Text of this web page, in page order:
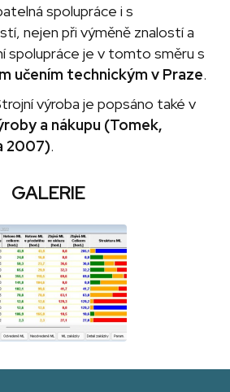
spolupráce i s
nejen při výměně znalostí a
spolupráce je v tomto směru s
učením technickým v Praze.
výroba je popsáno také v
a nákupu (Tomek,
2007).
GALERIE